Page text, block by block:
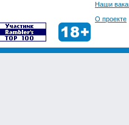
Наши
О проекте